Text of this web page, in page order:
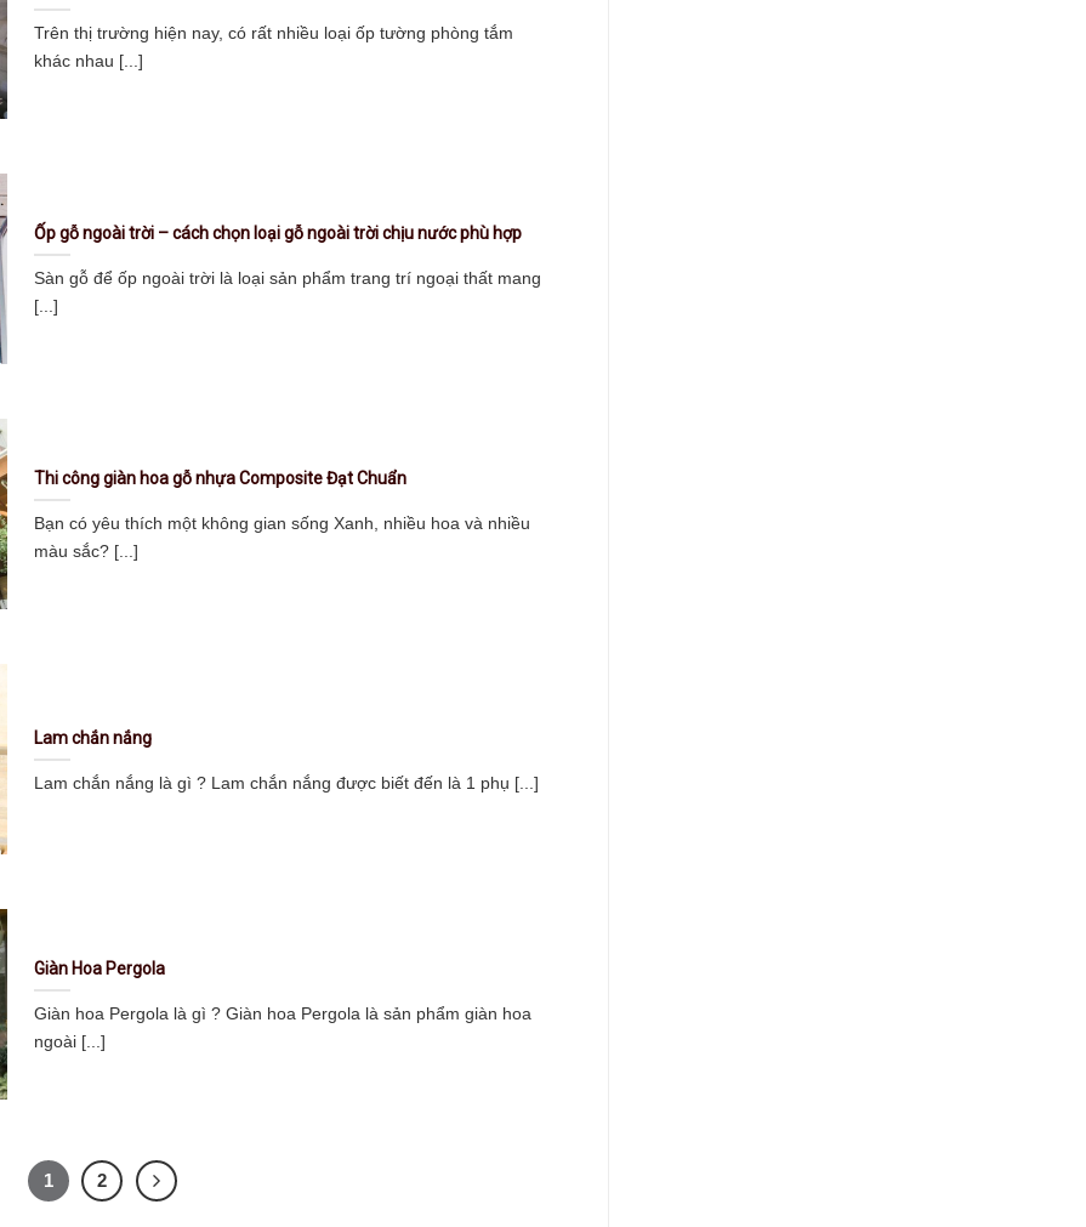
Trên thị trường hiện nay, có rất nhiều loại ốp tường phòng tắm
khác nhau [...]
Ốp gỗ ngoài trời – cách chọn loại gỗ ngoài trời chịu nước phù hợp
Sàn gỗ để ốp ngoài trời là loại sản phẩm trang trí ngoại thất mang
[...]
Thi công giàn hoa gỗ nhựa Composite Đạt Chuẩn
Bạn có yêu thích một không gian sống Xanh, nhiều hoa và nhiều
màu sắc? [...]
Lam chắn nắng
Lam chắn nắng là gì ? Lam chắn nắng được biết đến là 1 phụ [...]
Giàn Hoa Pergola
Giàn hoa Pergola là gì ? Giàn hoa Pergola là sản phẩm giàn hoa
ngoài [...]
1 2